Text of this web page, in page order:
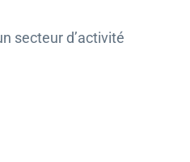
secteur d’activité